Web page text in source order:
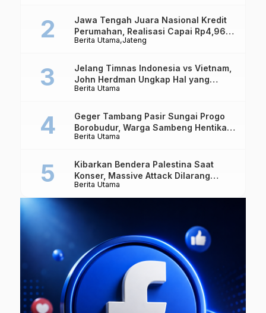
Berita Utama Jateng
Jawa Tengah Juara Nasional Kredit
Perumahan, Realisasi Capai Rp4,96
Triliun
Berita Utama
Jelang Timnas Indonesia vs Vietnam,
John Herdman Ungkap Hal yang
Dipertaruhkan
Berita Utama
Geger Tambang Pasir Sungai Progo
Borobudur, Warga Sambeng Hentikan
Alat Berat dan Usir Truk
Berita Utama
Kibarkan Bendera Palestina Saat
Konser, Massive Attack Dilarang
Masuk Singapura Lagi